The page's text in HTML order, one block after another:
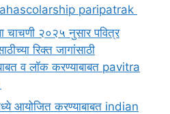
mahascolarship paripatrak
चाचणी २०२५ नुसार पवित्र
रिक्त जागांसाठी
व लॉक करण्याबाबत pavitra
आयोजित करण्याबाबत indian